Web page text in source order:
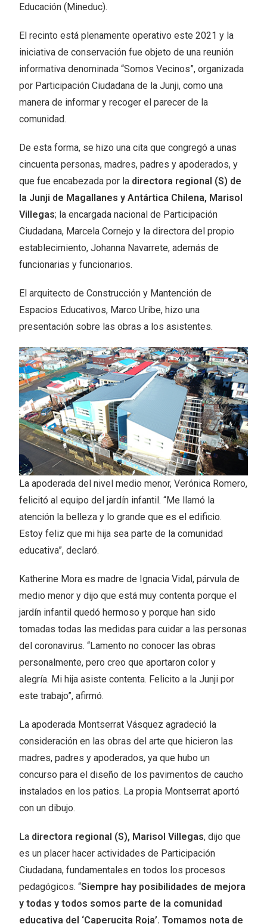
Educación (Mineduc).
El recinto está plenamente operativo este 2021 y la
iniciativa de conservación fue objeto de una reunión
informativa denominada “Somos Vecinos”, organizada
por Participación Ciudadana de la Junji, como una
manera de informar y recoger el parecer de la
comunidad.
De esta forma, se hizo una cita que congregó a unas
cincuenta personas, madres, padres y apoderados, y
que fue encabezada por la directora regional (S) de
la Junji de Magallanes y Antártica Chilena, Marisol
Villegas; la encargada nacional de Participación
Ciudadana, Marcela Cornejo y la directora del propio
establecimiento, Johanna Navarrete, además de
funcionarias y funcionarios.
El arquitecto de Construcción y Mantención de
Espacios Educativos, Marco Uribe, hizo una
presentación sobre las obras a los asistentes.
La apoderada del nivel medio menor, Verónica Romero,
felicitó al equipo del jardín infantil. “Me llamó la
atención la belleza y lo grande que es el edificio.
Estoy feliz que mi hija sea parte de la comunidad
educativa”, declaró.
Katherine Mora es madre de Ignacia Vidal, párvula de
medio menor y dijo que está muy contenta porque el
jardín infantil quedó hermoso y porque han sido
tomadas todas las medidas para cuidar a las personas
del coronavirus. “Lamento no conocer las obras
personalmente, pero creo que aportaron color y
alegría. Mi hija asiste contenta. Felicito a la Junji por
este trabajo”, afirmó.
La apoderada Montserrat Vásquez agradeció la
consideración en las obras del arte que hicieron las
madres, padres y apoderados, ya que hubo un
concurso para el diseño de los pavimentos de caucho
instalados en los patios. La propia Montserrat aportó
con un dibujo.
La directora regional (S), Marisol Villegas, dijo que
es un placer hacer actividades de Participación
Ciudadana, fundamentales en todos los procesos
pedagógicos. “Siempre hay posibilidades de mejora
y todas y todos somos parte de la comunidad
educativa del ‘Caperucita Roja’. Tomamos nota de